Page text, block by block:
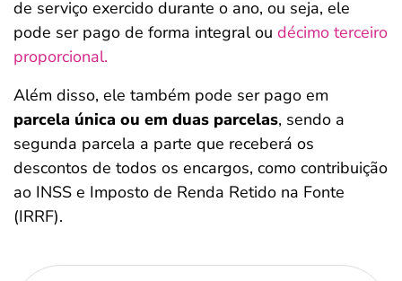
de serviço exercido durante o ano, ou seja, ele
pode ser pago de forma integral ou décimo terceiro
proporcional.
Além disso, ele também pode ser pago em
parcela única ou em duas parcelas, sendo a
segunda parcela a parte que receberá os
descontos de todos os encargos, como contribuição
ao INSS e Imposto de Renda Retido na Fonte
(IRRF).